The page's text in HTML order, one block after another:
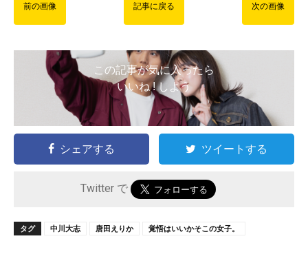
前の画像 記事に戻る 次の画像
この記事が気に入ったら
いいね ! しよう
シェアする ツイートする
Twitter で
タグ 中川大志 唐田えりか 覚悟はいいかそこの女子。